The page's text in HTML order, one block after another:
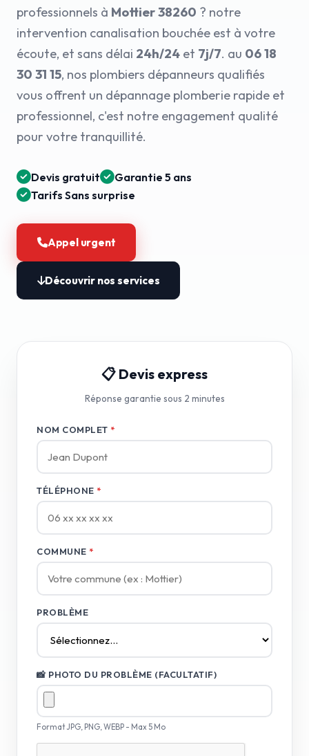
professionnels à Mottier 38260 ? notre
intervention canalisation bouchée est à votre
écoute, et sans délai 24h/24 et 7j/7. au 06 18
30 31 15, nos plombiers dépanneurs qualifiés
vous offrent un dépannage plomberie rapide et
professionnel, c'est notre engagement qualité
pour votre tranquillité.
Devis gratuit
Garantie 5 ans
Tarifs Sans surprise
Appel urgent
Découvrir nos services
📋 Devis express
Réponse garantie sous 2 minutes
NOM COMPLET *
TÉLÉPHONE *
COMMUNE *
PROBLÈME
📸 PHOTO DU PROBLÈME (FACULTATIF)
Format JPG, PNG, WEBP - Max 5 Mo